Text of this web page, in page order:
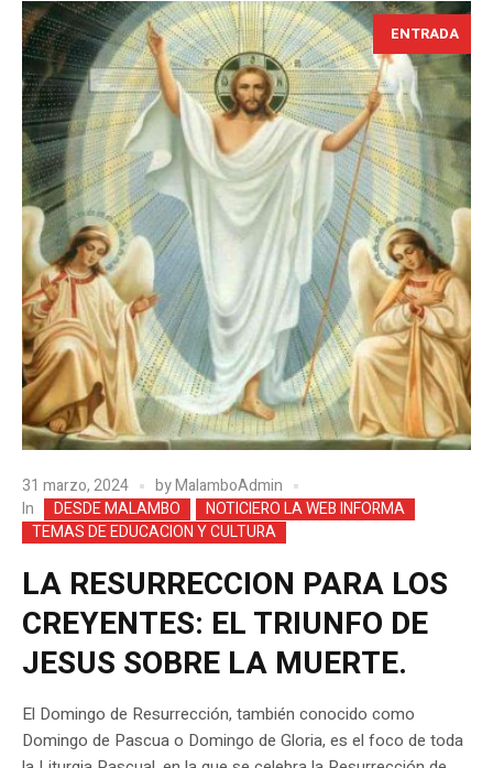
ENTRADA
31 marzo, 2024 byMalamboAdmin
In
DESDE MALAMBO
NOTICIERO LA WEB INFORMA
TEMAS DE EDUCACION Y CULTURA
LA RESURRECCION PARA LOS
CREYENTES: EL TRIUNFO DE
JESUS SOBRE LA MUERTE.
El Domingo de Resurrección, también conocido como
Domingo de Pascua o Domingo de Gloria, es el foco de toda